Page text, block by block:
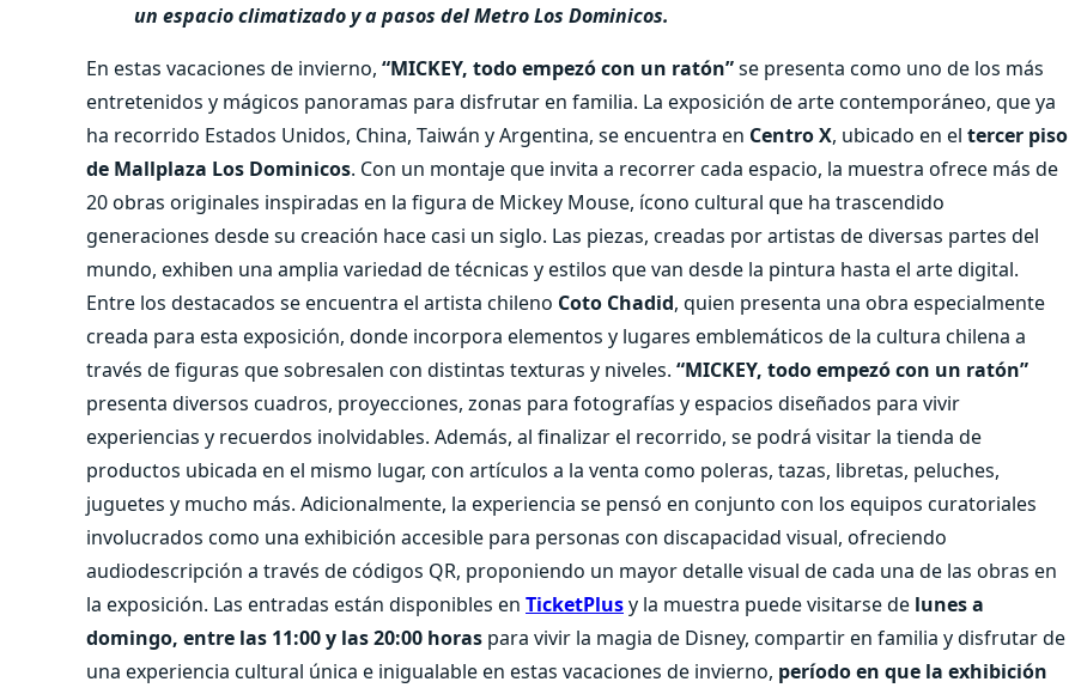
un espacio climatizado y a pasos del Metro Los Dominicos.
En estas vacaciones de invierno, “MICKEY, todo empezó con un ratón”se presenta como uno de los más
entretenidos y mágicos panoramas para disfrutar en familia. La exposición de arte contemporáneo, que ya
ha recorrido Estados Unidos, China, Taiwán y Argentina, se encuentra en Centro X, ubicado en el tercer piso
de Mallplaza Los Dominicos. Con un montaje que invita a recorrer cada espacio, la muestra ofrece más de
20 obras originales inspiradas en la figura de Mickey Mouse, ícono cultural que ha trascendido
generaciones desde su creación hace casi un siglo. Las piezas, creadas por artistas de diversas partes del
mundo, exhiben una amplia variedad de técnicas y estilos que van desde la pintura hasta el arte digital.
Entre los destacados se encuentra el artista chileno Coto Chadid, quien presenta una obra especialmente
creada para esta exposición, donde incorpora elementos y lugares emblemáticos de la cultura chilena a
través de figuras que sobresalen con distintas texturas y niveles. “MICKEY, todo empezó con un ratón”
presenta diversos cuadros, proyecciones, zonas para fotografías y espacios diseñados para vivir
experiencias y recuerdos inolvidables. Además, al finalizar el recorrido, se podrá visitar la tienda de
productos ubicada en el mismo lugar, con artículos a la venta como poleras, tazas, libretas, peluches,
juguetes y mucho más. Adicionalmente, la experiencia se pensó en conjunto con los equipos curatoriales
involucrados como una exhibición accesible para personas con discapacidad visual, ofreciendo
audiodescripción a través de códigos QR, proponiendo un mayor detalle visual de cada una de las obras en
la exposición. Las entradas están disponibles en TicketPlusy la muestra puede visitarse de lunes a
domingo, entre las 11:00 y las 20:00 horas para vivir la magia de Disney, compartir en familia y disfrutar de
una experiencia cultural única e inigualable en estas vacaciones de invierno, período en que la exhibición